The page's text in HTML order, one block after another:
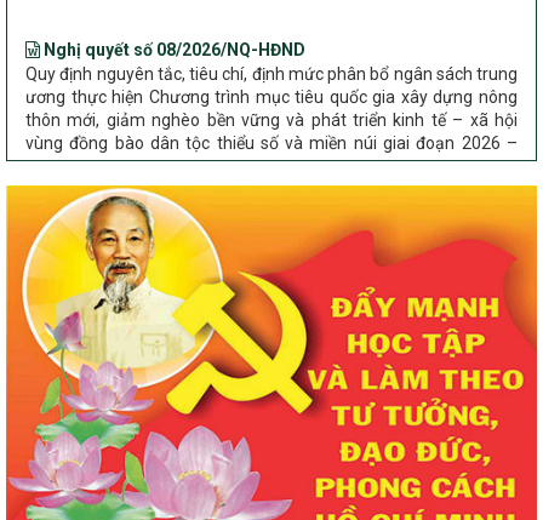
Quy định nguyên tắc, tiêu chí, định mức phân bổ ngân sách trung
ương thực hiện Chương trình mục tiêu quốc gia xây dựng nông
thôn mới, giảm nghèo bền vững và phát triển kinh tế – xã hội
vùng đồng bào dân tộc thiểu số và miền núi giai đoạn 2026 –
2030 trên địa bàn tỉnh Nghệ An
về đẩy mạnh thực hiện Chương trình mục tiêu quốc gia xây dựng
nông thôn mới, giảm nghèo bền vững và phát triển kinh tế – xã
hội vùng đồng bào dân tộc thiểu số và miền núi giai đoạn 2026 –
2030 trên địa bàn tỉnh Nghệ An
Quyết định số 2490/QĐ-UBND
Về việc thành lập Ban Chỉ đạo Chương trình mục tiều quốc gia xây
dựng nông thôn mới, giảm nghèo bền vững và phát triển kinh tế –
xã hội vùng đồng bào dân tộc thiểu số và miền núi giai đoạn 2026
-2030 tỉnh Nghệ An
Thông tư Số 23/2026/TT-BNNMT
Thông tư Hướng dẫn thực hiện một số nội dung Chương trình
mục tiêu quốc gia xây dựng nông thôn mới, giảm nghèo bền
vững và phát triển kinh tế – xã hội vùng đồng bào dân tộc thiểu